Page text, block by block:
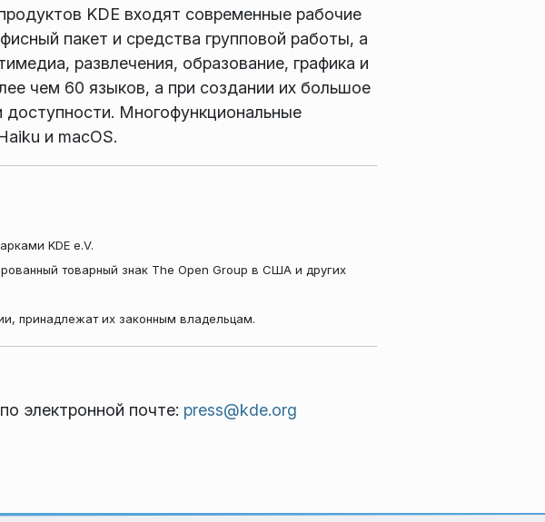
KDE входят современные рабочие
пакет и средства групповой работы, а
развлечения, образование, графика и
чем 60 языков, а при создании их большое
доступности. Многофункциональные
и macOS.
KDE e.V.
товарный знак The Open Group в США и других
принадлежат их законным владельцам.
электронной почте: press@kde.org